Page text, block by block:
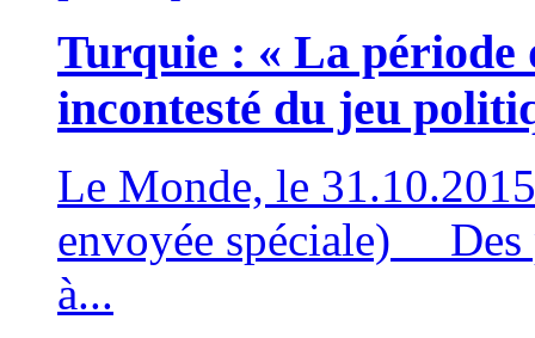
Turquie : « La période
incontesté du jeu
Le Monde, le
envoyée spéciale) Des
à...